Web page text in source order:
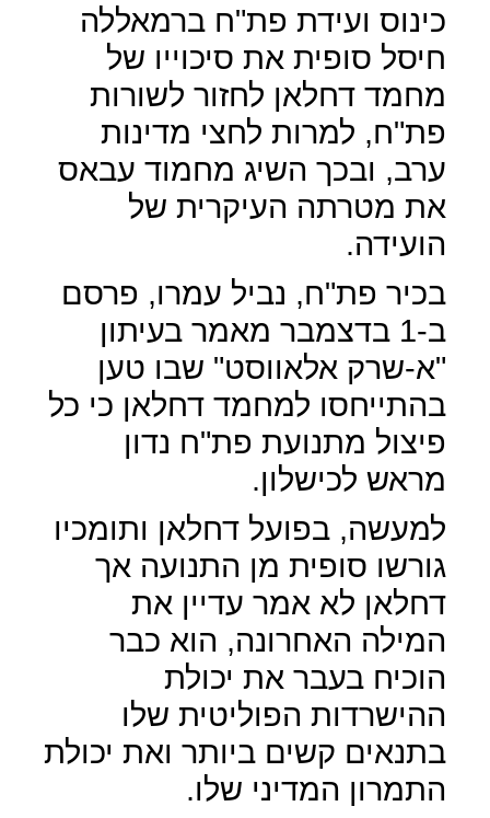
כינוס ועידת פת"ח ברמאללה
חיסל סופית את סיכוייו של
מחמד דחלאן לחזור לשורות
פת"ח, למרות לחצי מדינות
ערב, ובכך השיג מחמוד עבאס
את מטרתה העיקרית של
הועידה.
בכיר פת"ח, נביל עמרו, פרסם
ב-1 בדצמבר מאמר בעיתון
"א-שרק אלאווסט" שבו טען
בהתייחסו למחמד דחלאן כי כל
פיצול מתנועת פת"ח נדון
מראש לכישלון.
למעשה, בפועל דחלאן ותומכיו
גורשו סופית מן התנועה אך
דחלאן לא אמר עדיין את
המילה האחרונה, הוא כבר
הוכיח בעבר את יכולת
ההישרדות הפוליטית שלו
בתנאים קשים ביותר ואת יכולת
התמרון המדיני שלו.